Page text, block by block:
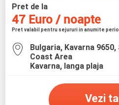
Pret de la
47 Euro / noapte
Pret valabil pentru sejururi in anumite
Bulgaria, Kavarna 9650,
Coast Area
Kavarna, langa plaja
Vezi